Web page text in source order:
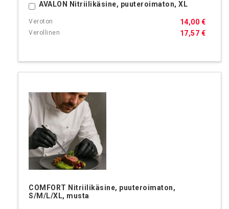
AVALON Nitriilikäsine, puuteroimaton, XL
17,57 €
14,00 €
Ostoskoriin
COMFORT Nitriilikäsine, puuteroimaton,
S/M/L/XL, musta